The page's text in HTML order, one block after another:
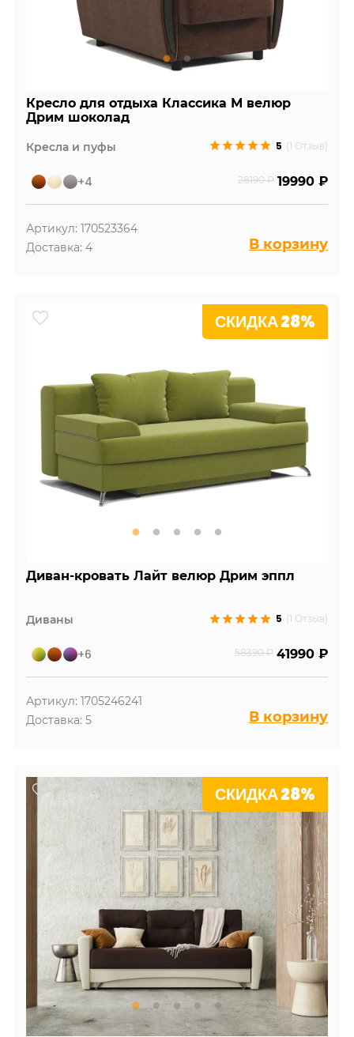
Кресло для отдыха Классика М велюр
Дрим шоколад
Кресла и пуфы 5 (1 Отзыв)
+4 28190 ₽ 19990 ₽
Артикул: 170523364
Доставка: 4
В корзину
СКИДКА 28%
Диван-кровать Лайт велюр Дрим эппл
Диваны 5 (1 Отзыв)
+6 58390 ₽ 41990 ₽
Артикул: 1705246241
Доставка: 5
В корзину
СКИДКА 28%